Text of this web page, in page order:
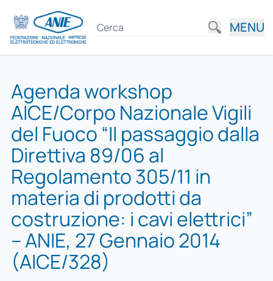
MENU
Agenda workshop
AICE/Corpo Nazionale Vigili
del Fuoco “Il passaggio dalla
Direttiva 89/06 al
Regolamento 305/11 in
materia di prodotti da
costruzione: i cavi elettrici”
– ANIE, 27 Gennaio 2014
(AICE/328)